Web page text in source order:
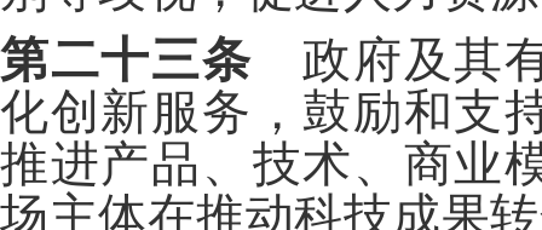
第二十三条 政府及其
化创新服务，鼓励和支
推进产品、技术、商业
场主体在推动科技成果